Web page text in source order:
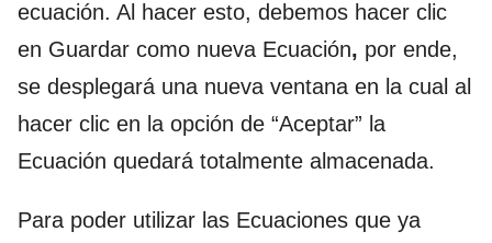
ecuación. Al hacer esto, debemos hacer clic
en Guardar como nueva Ecuación, por ende,
se desplegará una nueva ventana en la cual al
hacer clic en la opción de “Aceptar” la
Ecuación quedará totalmente almacenada.
Para poder utilizar las Ecuaciones que ya